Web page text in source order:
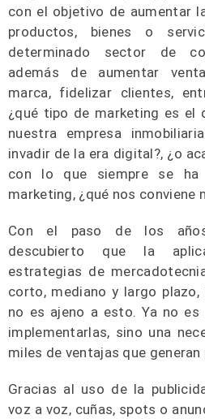
con el objetivo de aumentar
productos, bienes o
determinado sector de
además de aumentar
marca, fidelizar clientes,
¿qué tipo de marketing es el
nuestra empresa
invadir de la era digital?, ¿o
con lo que siempre se ha
marketing, ¿qué nos conviene
Con el paso de los
descubierto que la
estrategias de
corto, mediano y largo
no es ajeno a esto. Ya no
implementarlas, sino una
miles de ventajas que
Gracias al uso de la
voz a voz, cuñas, spots o